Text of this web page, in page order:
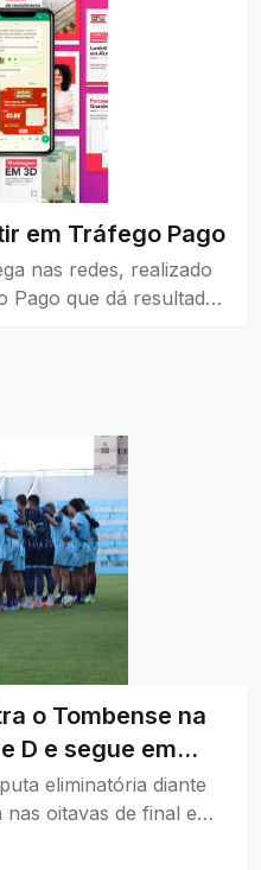
em Tráfego Pago
nas redes, realizado
Pago que dá resultados
o Tombense na
D e segue em
eliminatória diante
oitavas de final e